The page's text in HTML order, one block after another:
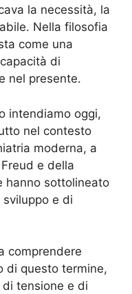
la necessità, la
Nella filosofia
come una
di
nel presente.
intendiamo oggi,
nel contesto
moderna, a
e della
hanno sottolineato
sviluppo e di
comprendere
di questo termine,
tensione e di